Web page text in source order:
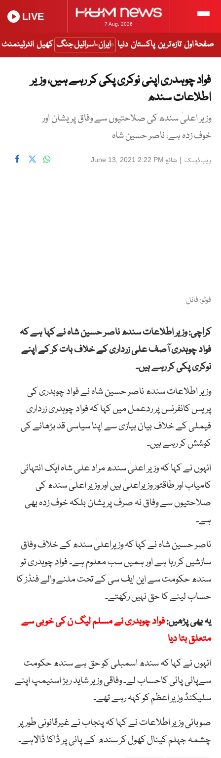
7 Aug, 2026
LIVE
صفحۂ اول تازہ ترین پاکستان دنیا ایران-اسرائیل جنگ کھیل انٹرٹینمنٹ
فواد چوہدری اپنی نوکری پکی کر رہے ہیں، وزیر
اطلاعات سندھ
وزیر اعلیٰ سندھ کی صلاحتیوں سے وفاق پریشان اور
خوف زدہ ہے، ناصر حسین شاہ
ویب ڈیسک | شائع June 13, 2021 2:22 PM
فوٹو: فائل
کراچی: وزیر اطلاعات سندھ ناصر حسین شاہ نے کہا ہے کہ
فواد چوہدری آصف علی زرداری کے خلاف بات کر کے اپنے
نوکری پکی کر رہے ہیں۔
وزیر اطلاعات سندھ ناصر حسین شاہ نے فواد چوہدری کی
پریس کانفرنس پر ردعمل میں کہا کہ فواد چوہدری زرداری
فیملی کے خلاف بیان بیازی سے اپنا سیاسی قد بڑھانے کی
کوشش کر رہے ہیں۔
انہوں نے کہا کہ وزیر اعلیٰ سندھ مراد علی شاہ ایک انتہائی
کامیاب اور طاقتور وزیراعلیٰ ہیں اور وزیر اعلیٰ سندھ کی
صلاحتیوں سے وفاق نہ صرف پریشان بلکہ خوف زدہ بھی
ہے۔
ناصر حسین شاہ نے کہا کہ وزیراعلیٰ سندھ کے خلاف وفاق
سازشیں کر رہا ہے اور ہمیں سب معلوم ہے۔ فواد چوہدری تو
سندھ حکومت سے این ایف سی کے تحت ملنے والے فنڈز کا
حساب لینے کا حق نہیں رکھتے۔
یہ بھی پڑھیں:فواد چوہدری نے مسلم لیگ ن کی خوبی سے
متعلق بتا دیا
انہوں نے کہا کہ سندھ اسمبلی کو حق ہے سندھ حکومت
سےپائی پائی کاحساب لے۔ وفاقی وزیر شاید ربڑ اسٹیمپ اپنے
سلیکٹڈ وزیر اعظم کو کہہ رہے تھے۔
صوبائی وزیر اطلاعات نے کہا کہ پنجاب نے غیرقانونی طور پر
چشمہ جہلم کینال کھول کر سندھ کے پانی پر ڈاکا ڈالاہے۔